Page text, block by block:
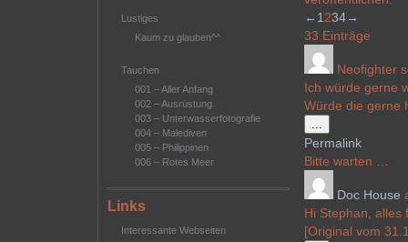
Lustiges
Kaum zu glauben^^
Tauchen
001 – Aller Anfang
002 – Ausrüstung
003 – Unterwasserfotografie
004 – Malediven
005 – Philippinen
006 – Rotes Meer
Links
Interessante Webseiten
Navigation
der
Gästebuchliste
← 1234→
33 Einträge
Neofighter
Ich würde gerne
Würde die gerne
...
Metabox
ein-/ausblenden.
Permalink
Bitte warten …
Doc House
Hi Stephan, alles
[Original vom